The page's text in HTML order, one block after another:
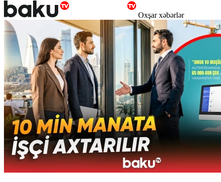
Oxşar xəbərlər